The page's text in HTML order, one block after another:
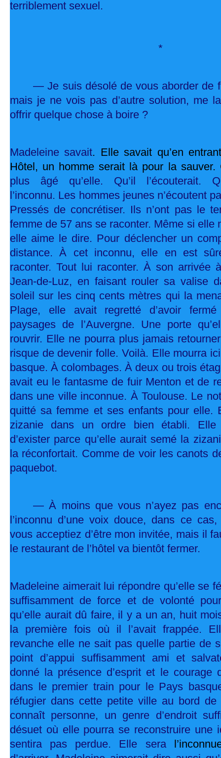
terriblement sexuel.
*
— Je suis désolé de vous aborder de
mais je ne vois pas d’autre solution, me
offrir quelque chose à boire ?
Madeleine savait. Elle savait qu’en
Hôtel, un homme serait là pour la sauver.
plus âgé qu’elle. Qu’il l’écouterait.
l’inconnu. Les hommes jeunes n’écoutent
Pressés de concrétiser. Ils n’ont pas le
femme de 57 ans se raconter. Même si elle
elle aime le dire. Pour déclencher un
distance. À cet inconnu, elle en est
raconter. Tout lui raconter. À son arrivée
Jean-de-Luz, en faisant rouler sa valise
soleil sur les cinq cents mètres qui la
Plage, elle avait regretté d’avoir
paysages de l’Auvergne. Une porte
rouvrir. Elle ne pourra plus jamais
risque de devenir folle. Voilà. Elle mourra
basque. À colombages. À deux ou trois
avait eu le fantasme de fuir Menton et de
dans une ville inconnue. À Toulouse. Le
quitté sa femme et ses enfants pour elle.
zizanie dans un ordre bien établi.
d’exister parce qu’elle aurait semé la
la réconfortait. Comme de voir les canots
paquebot.
— À moins que vous n’ayez pas
l’inconnu d’une voix douce, dans ce
vous acceptiez d’être mon invitée, mais il
le restaurant de l’hôtel va bientôt fermer.
Madeleine aimerait lui répondre qu’elle se
suffisamment de force et de volonté
qu’elle aurait dû faire, il y a un an, huit
la première fois où il l’avait frappée.
revanche elle ne sait pas quelle partie de
point d’appui suffisamment ami et
donné la présence d’esprit et le courage
dans le premier train pour le Pays
réfugier dans cette petite ville au bord de
connaît personne, un genre d’endroit
désuet où elle pourra se reconstruire une
sentira pas perdue. Elle sera